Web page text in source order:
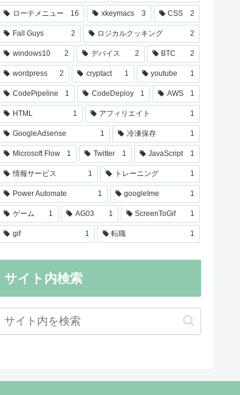
ローテメニュー 16 xkeymacs 3 CSS 2
Fall Guys 2 ロジカルクッキング 2
windows10 2 デバイス 2 BTC 2
wordpress 2 cryptact 1 youtube 1
CodePipeline 1 CodeDeploy 1 AWS 1
HTML 1 アフィリエイト 1
GoogleAdsense 1 冷凍保存 1
Microsoft Flow 1 Twitter 1 JavaScript 1
情報サービス 1 トレーニング 1
Power Automate 1 googleIme 1
ゲーム 1 AG03 1 ScreenToGif 1
gif 1 転職 1
サイト内検索